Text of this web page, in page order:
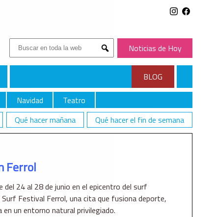
Buscar:
Submit
Noticias de Hoy
BLOG
Navidad
Teatro
Qué hacer mañana Qué hacer el fin de semana
Ferrol
del 24 al 28 de junio en el epicentro del surf
Festival Ferrol, una cita que fusiona deporte,
un entorno natural privilegiado.